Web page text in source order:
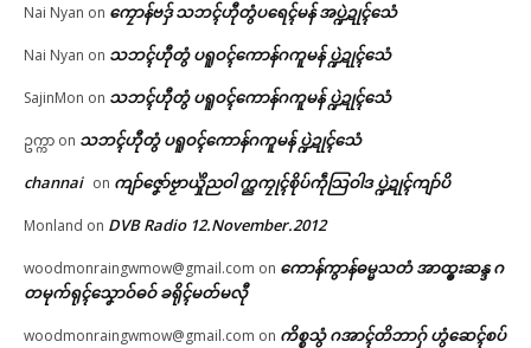
Nai Nyan on ကၠောန်ဗဒှ် သဘၚ်ဟီုတွံပရေၚ်မန် အပ္ဍဲဍုၚ်သေံ
Nai Nyan on သဘၚ်ဟီုတွံ ပရူဝၚ်ကောန်ဂကူမန် ပ္ဍဲဍုၚ်သေံ
SajinMon on သဘၚ်ဟီုတွံ ပရူဝၚ်ကောန်ဂကူမန် ပ္ဍဲဍုၚ်သေံ
ဥက္ကာ on သဘၚ်ဟီုတွံ ပရူဝၚ်ကောန်ဂကူမန် ပ္ဍဲဍုၚ်သေံ
channai on ကျာ်ဇၞော်ဗၟာယှိုဲညဝါ က္ညကၠုၚ်စိုပ်ကဵုသြဝါဒ ပ္ဍဲဍုၚ်ကျာ်ပိ
Monland on DVB Radio 12.November.2012
woodmonraingwmow@gmail.com on ကောန်ကွာန်ဓမ္မသတံ အာထ္ၜးဆန္ဒ ဂ
တမုက်ရုၚ်သၞောဝ်ဓဝ် ခရိုၚ်မတ်မလီု
woodmonraingwmow@gmail.com on ကိစ္စသွံ ဂအာၚ်တိဘာဂှ် ဟွံဆေၚ်စပ်